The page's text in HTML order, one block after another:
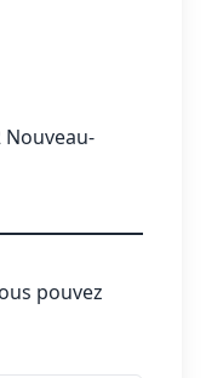
Nouveau-
pouvez